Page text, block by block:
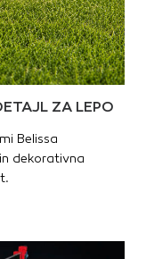
ZA LEPO
Belissa
dekorativna